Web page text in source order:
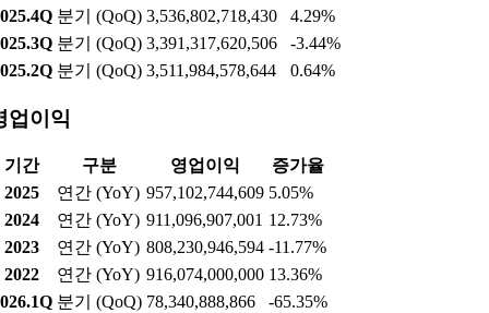
분기 (QoQ) 3,536,802,718,430
4.29%
분기 (QoQ) 3,391,317,620,506
-3.44%
분기 (QoQ) 3,511,984,578,644 0.64%
업이익
기간 구분 영업이익
증가율
2025
연간 (YoY) 957,102,744,609 5.05%
2024
연간 (YoY) 911,096,907,001 12.73%
2023
연간 (YoY) 808,230,946,594 -11.77%
2022
연간 (YoY) 916,074,000,000 13.36%
분기 (QoQ) 78,340,888,866
-65.35%